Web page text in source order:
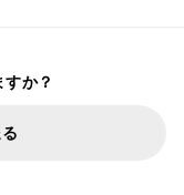
か？